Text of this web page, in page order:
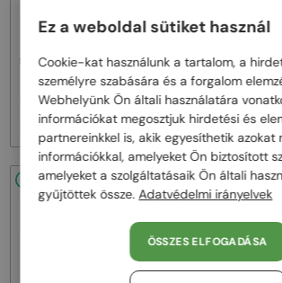
Saint Laurent—
SL M153 - 003 - 55
81 000 Ft
EGYFÓKUSZÚ
25 000 FT
Saint
SL M94 OPT -
80 000 Ft
48/72 -16% 48/72
Ez a weboldal sütiket használ
Cookie-kat használunk a tartalom, a
személyre szabására és a forgalom
Webhelyünk Ön általi használatára
információkat megosztjuk hirdetési és
partnereinkkel is, akik egyesíthetik azokat
információkkal, amelyeket Ön biztosított
amelyeket a szolgáltatásaik Ön általi
gyűjtöttek össze.Adatvédelmi irányelvek
ÖSSZES ELFOGADÁSA